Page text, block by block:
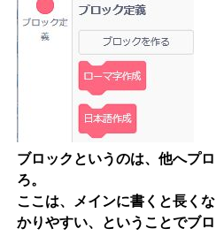
ブロックというのは、他へプ
ろ。
ここは、メインに書くと長く
かりやすい、ということでブロ